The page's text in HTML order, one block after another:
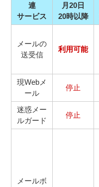
連
サービス
月20日
20時以降
メールの
送受信
利用可能
現Webメ
ール
停止
迷惑メー
ルガード
停止
メールボ